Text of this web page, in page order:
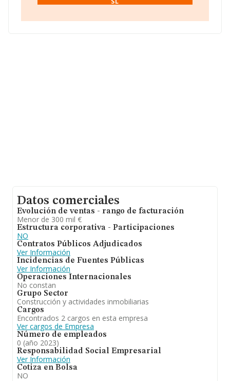
sobre 132.555 compañías, en el ámbito nacional la
y se estima que el promedio de la facturación entre
Datos comerciales
Evolución de ventas - rango de facturación
Menor de 300 mil €
Estructura corporativa - Participaciones
NO
Contratos Públicos Adjudicados
Ver Información
Incidencias de Fuentes Públicas
Ver Información
Operaciones Internacionales
No constan
Grupo Sector
Construcción y actividades inmobiliarias
Cargos
Encontrados 2 cargos en esta empresa
Ver cargos de Empresa
Número de empleados
0 (año 2023)
Responsabilidad Social Empresarial
Ver Información
Cotiza en Bolsa
NO